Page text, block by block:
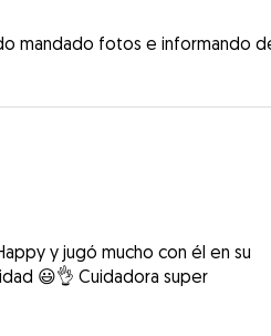
mandado fotos e informando
y jugó mucho con él en su
😃👌 Cuidadora super